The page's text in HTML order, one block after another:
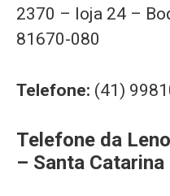
2370 – loja 24 –
81670-080
Telefone: (41)
Telefone da
– Santa Catarina